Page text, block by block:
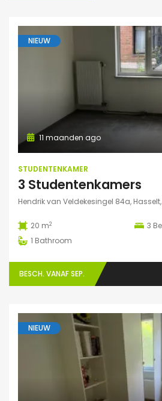
NIEUW
11 maanden ago
STUDENTENKAMER
3 Studentenkamers
Hendrik van Veldekesingel 84a,
20 m2 3
1 Bathroom
BESCH. VANAF SEP.
NIEUW